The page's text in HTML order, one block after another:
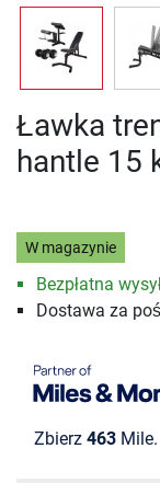
Ławka
hantle 15
W magazynie
Bezpłatna
Dostawa za
Zbierz 463 Mile.